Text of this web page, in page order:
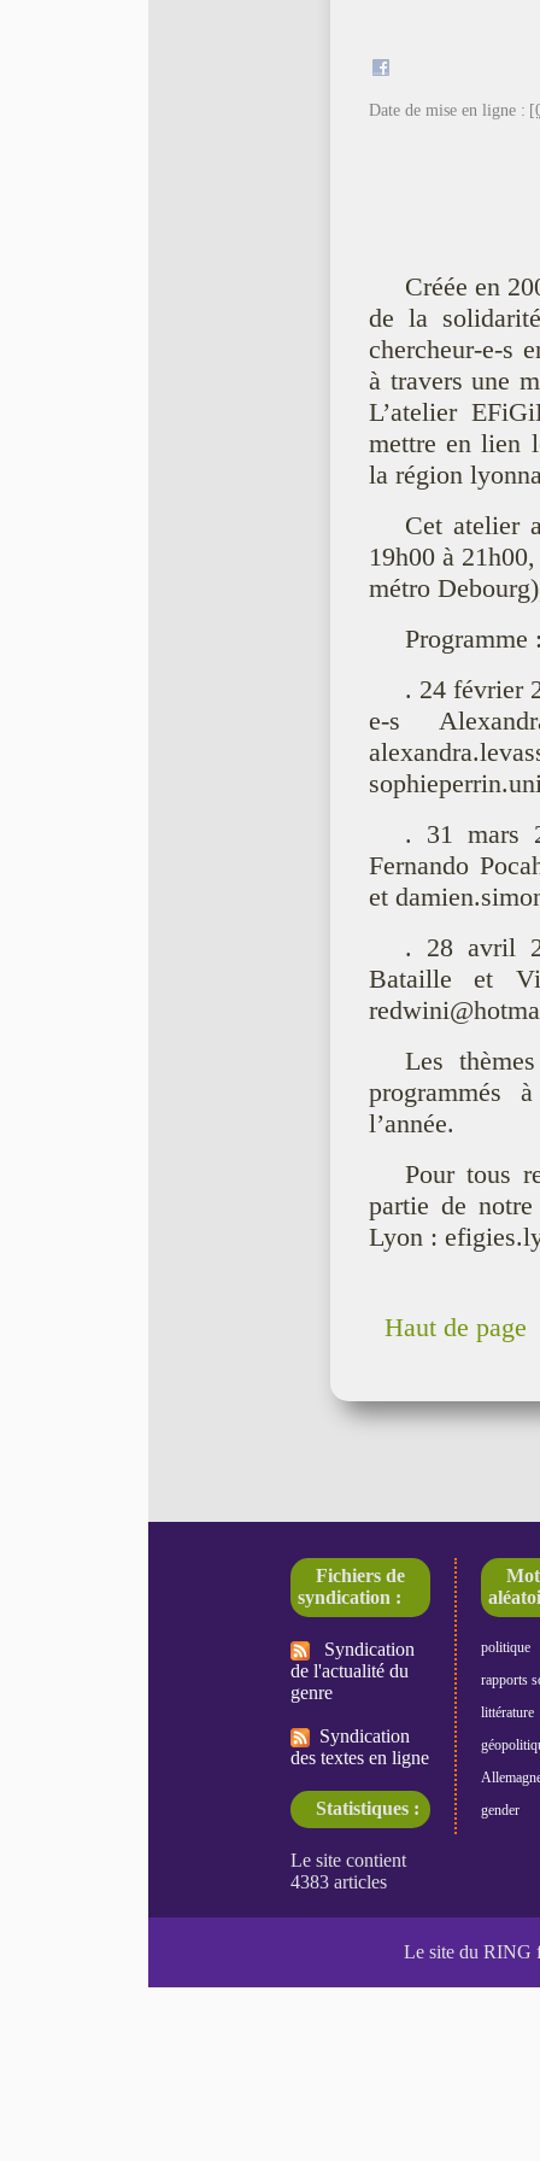
Date de mise en ligne :
Créée en
de la
chercheur-e-s
à travers une
L’atelier
mettre en lien
la région
Cet atelier
19h00 à
métro
Programme
. 24 février
e-s
. 31 mars
Fernando
et
. 28 avril
Bataille et
Les
programmés
l’année.
Pour tous
partie de
Lyon :
Haut de page
Fichiers de
syndication :
Syndication
de l'actualité du
genre
Syndication
des textes en ligne
Statistiques :
politique
rapports
littérature
gender
Le site du RING